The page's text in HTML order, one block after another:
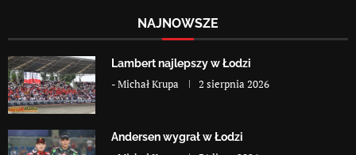
NAJNOWSZE
Lambert najlepszy w Łodzi
-Michał Krupa 2 sierpnia 2026
Andersen wygrał w Łodzi